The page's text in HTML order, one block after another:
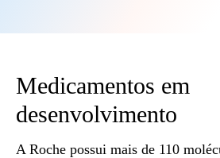
Medicamentos em
desenvolvimento
A Roche possui mais de 110